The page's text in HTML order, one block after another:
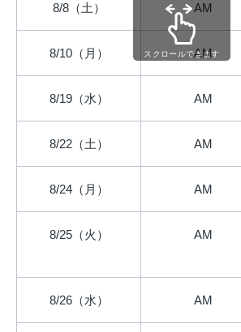
8/8（土） AM
8/10（月） AM
8/19（水） AM
8/22（土） AM
8/24（月） AM
8/25（火） AM
8/26（水） AM
スクロールできます